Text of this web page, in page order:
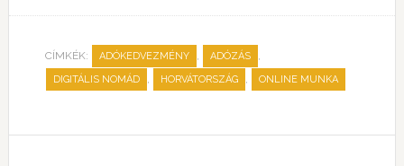
CÍMKÉK: ADÓKEDVEZMÉNY , ADÓZÁS ,
DIGITÁLIS NOMÁD , HORVÁTORSZÁG , ONLINE MUNKA